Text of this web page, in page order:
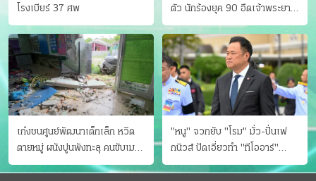
โรงเบียร์ 37 ศพ
ตัว นักร้องยุค 90 อืดเจ้าพระยา
แฟนหาตัววุ่น เครียดธุรกิจ!
เก๋งชนศูนย์พัฒนาเด็กเล็ก หวิด
ตายหมู่ ผนังปูนพังทะลุ คนขับเมา
ยา
"หนู" จวกยับ "โรม" มั่ว-ปั่นเฟ
กนิวส์ ปัดเอี่ยวทํา "ทีโออาร์"
ต้นทางโกงสอบฉาว